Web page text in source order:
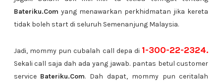
Bateriku.Com yang menawarkan perkhidmatan jika kereta
tidak boleh start di seluruh Semenanjung Malaysia.
Jadi, mommy pun cubalah call depa di 1-300-22-2324.
Sekali call saja dah ada yang jawab. pantas betul customer
service Bateriku.Com. Dah dapat, mommy pun ceritalah